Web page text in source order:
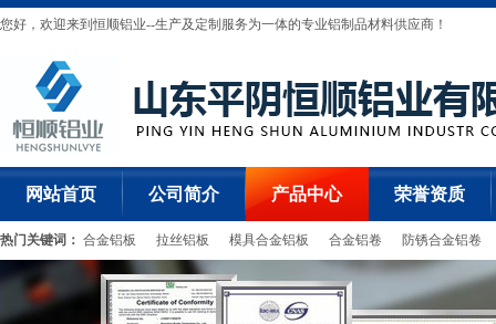
您好，欢迎来到恒顺铝业--生产及定制服务为一体的专业铝制品材料供应商！
网站首页 公司简介 产品中心 荣誉资质
热门关键词： 合金铝板 拉丝铝板 模具合金铝板 合金铝卷 防锈合金铝卷